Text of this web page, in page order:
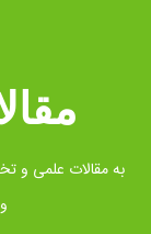
به مقالات علمی و